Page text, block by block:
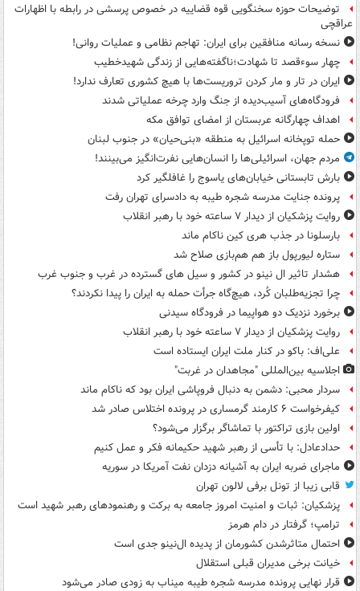
توضیحات حوزه سخنگویی قوه قضاییه در خصوص پرسشی در رابطه با اظهارات
عراقچی
نسخه رسانه منافقین برای ایران: تهاجم نظامی و عملیات روانی!
چهار سوءقصد تا شهادت؛ناگفته‌هایی از زندگی شهیدخطیب
ایران در تار و مار کردن تروریست‌ها با هیچ کشوری تعارف ندارد!
فرودگاه‌های آسیب‌دیده از جنگ وارد چرخه عملیاتی شدند
اهداف چهارگانه عربستان از امضای توافق مکه
حمله توپخانه اسرائیل به منطقه «بنی‌حیان» در جنوب لبنان
مردم جهان، اسرائیلی‌ها را انسان‌هایی نفرت‌انگیز می‌بینند!
بارش تابستانی خیابان‌های یاسوج را غافلگیر کرد
پرونده جنایت مدرسه شجره طیبه به دادسرای تهران رفت
روایت پزشکیان از دیدار ۷ ساعته خود با رهبر انقلاب
بارسلونا در جذب هری کین ناکام ماند
ستاره لیورپول باز هم هم‌بازی صلاح شد
هشدار تاثیر ال نینو در کشور و سیل های گسترده در غرب و جنوب غرب
چرا تجزیه‌طلبان کُرد، هیچ‌گاه جرأت حمله به ایران را پیدا نکردند؟
برخورد نزدیک دو هواپیما در فرودگاه سیدنی
روایت پزشکیان از دیدار ۷ ساعته خود با رهبر انقلاب
علی‌اف: باکو در کنار ملت ایران ایستاده است
اجلاسیه بین‌المللی "مجاهدان در غربت"
سردار محبی: دشمن به دنبال فروپاشی ایران بود که ناکام ماند
کیفرخواست ۶ کارمند گرمساری در پرونده اختلاس صادر شد
اولین بازی تراکتور با تماشاگر برگزار می‌شود؟
حدادعادل: با تأسی از رهبر شهید حکیمانه فکر و عمل کنیم
ماجرای ضربه ایران به آشیانه دزدان نفت آمریکا در سوریه
قابی زیبا از تونل برفی لالون تهران
پزشکیان: ثبات و امنیت امروز جامعه به برکت و رهنمودهای رهبر شهید است
ترامپ؛ گرفتار در دام هرمز
احتمال متاثرشدن کشورمان از پدیده ال‌نینو جدی است
خیانت برخی مدیران قبلی استقلال
قرار نهایی پرونده مدرسه شجره طیبه میناب به زودی صادر می‌شود